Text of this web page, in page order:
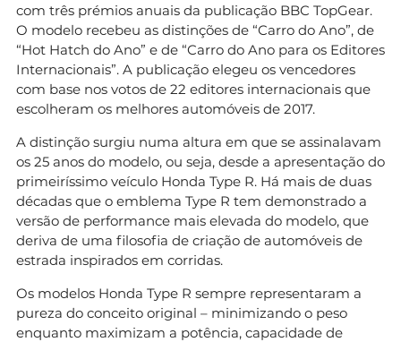
com três prémios anuais da publicação BBC TopGear.
O modelo recebeu as distinções de “Carro do Ano”, de
“Hot Hatch do Ano” e de “Carro do Ano para os Editores
Internacionais”. A publicação elegeu os vencedores
com base nos votos de 22 editores internacionais que
escolheram os melhores automóveis de 2017.
A distinção surgiu numa altura em que se assinalavam
os 25 anos do modelo, ou seja, desde a apresentação do
primeiríssimo veículo Honda Type R. Há mais de duas
décadas que o emblema Type R tem demonstrado a
versão de performance mais elevada do modelo, que
deriva de uma filosofia de criação de automóveis de
estrada inspirados em corridas.
Os modelos Honda Type R sempre representaram a
pureza do conceito original – minimizando o peso
enquanto maximizam a potência, capacidade de